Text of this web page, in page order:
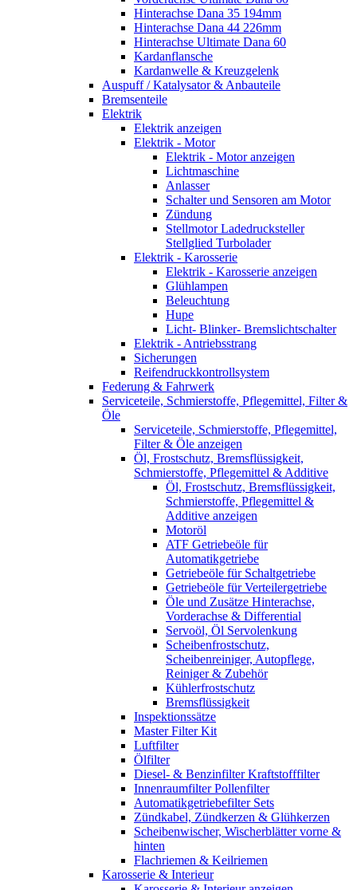
Hinterachse Dana 35 194mm
Hinterachse Dana 44 226mm
Hinterachse Ultimate Dana 60
Kardanflansche
Kardanwelle & Kreuzgelenk
Auspuff / Katalysator & Anbauteile
Bremsenteile
Elektrik
Elektrik anzeigen
Elektrik - Motor
Elektrik - Motor anzeigen
Lichtmaschine
Anlasser
Schalter und Sensoren am Motor
Zündung
Stellmotor Ladedrucksteller
Stellglied Turbolader
Elektrik - Karosserie
Elektrik - Karosserie anzeigen
Glühlampen
Beleuchtung
Hupe
Licht- Blinker- Bremslichtschalter
Elektrik - Antriebsstrang
Sicherungen
Reifendruckkontrollsystem
Federung & Fahrwerk
Serviceteile, Schmierstoffe, Pflegemittel, Filter &
Öle
Serviceteile, Schmierstoffe, Pflegemittel,
Filter & Öle anzeigen
Öl, Frostschutz, Bremsflüssigkeit,
Schmierstoffe, Pflegemittel & Additive
Öl, Frostschutz, Bremsflüssigkeit,
Schmierstoffe, Pflegemittel &
Additive anzeigen
Motoröl
ATF Getriebeöle für
Automatikgetriebe
Getriebeöle für Schaltgetriebe
Getriebeöle für Verteilergetriebe
Öle und Zusätze Hinterachse,
Vorderachse & Differential
Servoöl, Öl Servolenkung
Scheibenfrostschutz,
Scheibenreiniger, Autopflege,
Reiniger & Zubehör
Kühlerfrostschutz
Bremsflüssigkeit
Inspektionssätze
Master Filter Kit
Luftfilter
Ölfilter
Diesel- & Benzinfilter Kraftstofffilter
Innenraumfilter Pollenfilter
Automatikgetriebefilter Sets
Zündkabel, Zündkerzen & Glühkerzen
Scheibenwischer, Wischerblätter vorne &
hinten
Flachriemen & Keilriemen
Karosserie & Interieur